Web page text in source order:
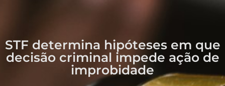
STF determina hipóteses em que
decisão criminal impede ação de
improbidade